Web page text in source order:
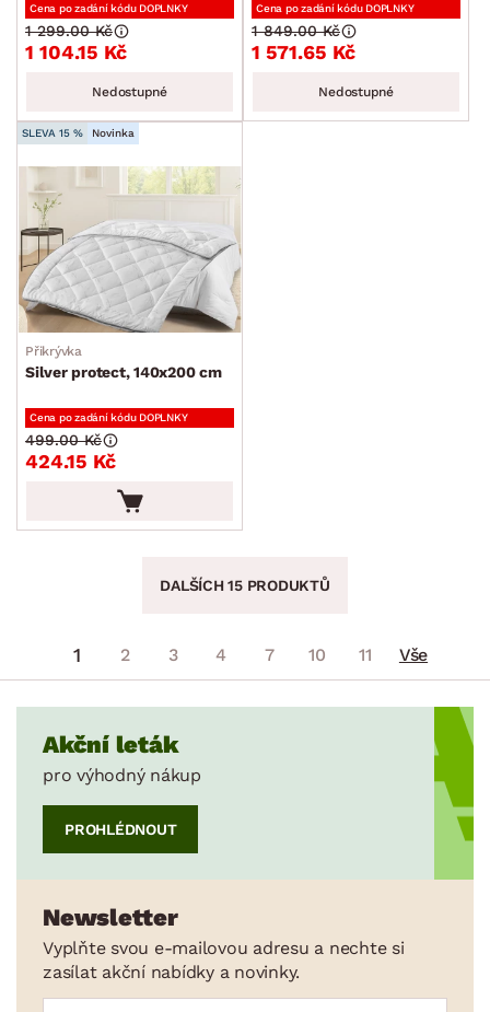
Cena po zadání kódu DOPLNKY
1 104.15 Kč
1 299.00 Kč
Nedostupné
Cena po zadání kódu DOPLNKY
1 571.65 Kč
1 849.00 Kč
Nedostupné
SLEVA 15 % Novinka
Přikrývka
Silver protect, 140x200 cm
Cena po zadání kódu DOPLNKY
424.15 Kč
499.00 Kč
DALŠÍCH 15 PRODUKTŮ
1 2 3 4 7 10 11 Vše
Akční leták
pro výhodný nákup
PROHLÉDNOUT
Newsletter
Vyplňte svou e-mailovou adresu a nechte si
zasílat akční nabídky a novinky.